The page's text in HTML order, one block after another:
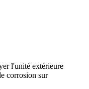
l'unité extérieure
corrosion sur